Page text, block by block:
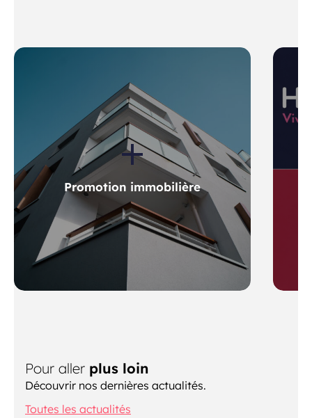
Promotion immobilière
Pour aller plus loin
Découvrir nos dernières actualités.
Toutes les actualités